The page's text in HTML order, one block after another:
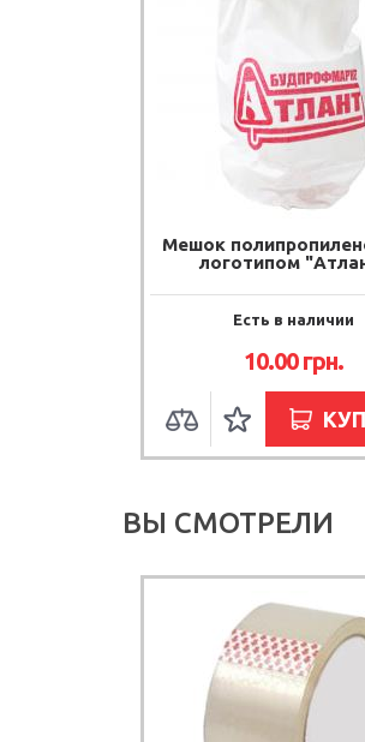
Мешок
логотипом
Есть в наличии
10.00грн.
ВЫ СМОТРЕЛИ